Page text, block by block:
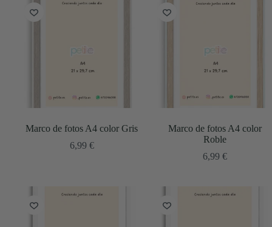
Marco de fotos A4 color Gris
6,99 €
Marco de fotos A4 color
Roble
6,99 €